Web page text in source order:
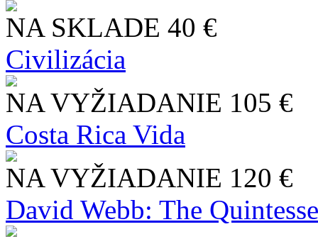
NA SKLADE 40 €
Civilizácia
NA VYŽIADANIE 105 €
Costa Rica Vida
NA VYŽIADANIE 120 €
David Webb: The